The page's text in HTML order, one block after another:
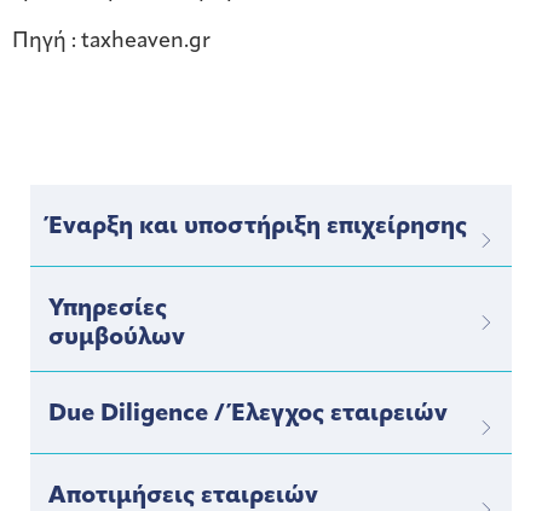
Πηγή : taxheaven.gr
Έναρξη και υποστήριξη επιχείρησης
Υπηρεσίες
συμβούλων
Due Diligence / Έλεγχος εταιρειών
Αποτιμήσεις εταιρειών